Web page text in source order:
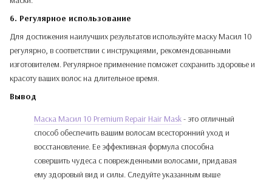
6. Регулярное использование
Для достижения наилучших результатов используйте маску Масил 10
регулярно, в соответствии с инструкциями, рекомендованными
изготовителем. Регулярное применение поможет сохранить здоровье и
красоту ваших волос на длительное время.
Вывод
Маска Масил 10 Premium Repair Hair Mask- это отличный
способ обеспечить вашим волосам всесторонний уход и
восстановление. Ее эффективная формула способна
совершить чудеса с поврежденными волосами, придавая
ему здоровый вид и силы. Следуйте указанным выше